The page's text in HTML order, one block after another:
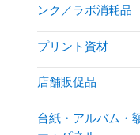
ンク／ラボ消耗品
プリント資材
店舗販促品
台紙・アルバム・